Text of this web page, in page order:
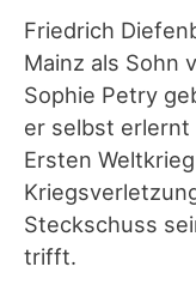
Friedrich
Mainz als Sohn
Sophie Petry
er selbst erlernt
Ersten
Steckschuss
trifft.